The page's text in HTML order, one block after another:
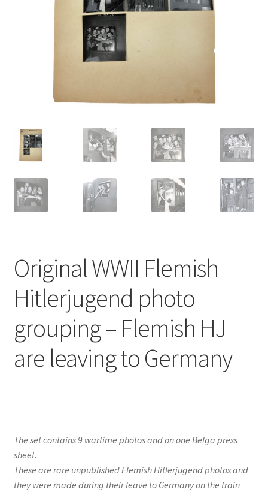
Original WWII Flemish
Hitlerjugend photo
grouping – Flemish HJ
are leaving to Germany
The set contains 9 wartime photos and on one Belga press
sheet.
These are rare unpublished Flemish Hitlerjugend photos and
they were made during their leave to Germany on the train